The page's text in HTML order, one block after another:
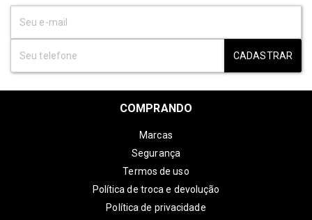
CADASTRAR
COMPRANDO
Marcas
Segurança
Termos de uso
Política de troca e devolução
Política de privacidade